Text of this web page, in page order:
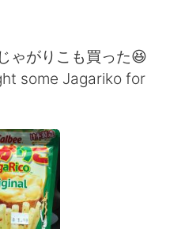
ゃがりこも買った😆
some Jagariko for